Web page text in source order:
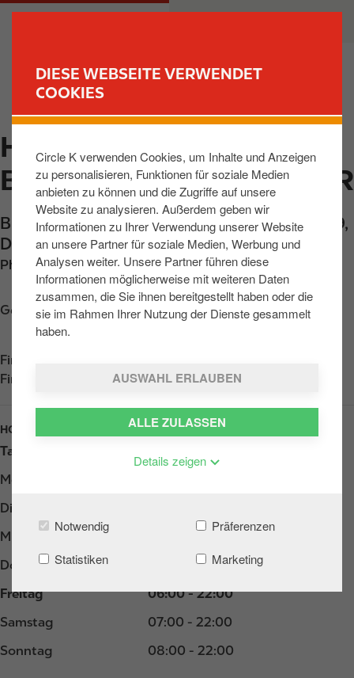
DIESE WEBSEITE VERWENDET
COOKIES
Circle K verwenden Cookies, um Inhalte und Anzeigen
zu personalisieren, Funktionen für soziale Medien
anbieten zu können und die Zugriffe auf unsere
Website zu analysieren. Außerdem geben wir
Informationen zu Ihrer Verwendung unserer Website
an unsere Partner für soziale Medien, Werbung und
Analysen weiter. Unsere Partner führen diese
Informationen möglicherweise mit weiteren Daten
zusammen, die Sie ihnen bereitgestellt haben oder die
sie im Rahmen Ihrer Nutzung der Dienste gesammelt
haben.
AUSWAHL ERLAUBEN
ALLE ZULASSEN
Details zeigen
Notwendig
Präferenzen
Statistiken
Marketing
u
m
h
a
l
M
v
HATTINGEN,
BURGALTENDORFER STR
Burgaltendorfer Strasse 3,Hattingen,45529,
DE
Phone: +49232440756
Get directions
Find us on
Find us on
Google Play
HOURS
Tag
Montag
Dienstag
Mittwoch
Donnerstag
06:00 - 22:00
Freitag
06:00 - 22:00
Samstag
07:00 - 22:00
Sonntag
08:00 - 22:00